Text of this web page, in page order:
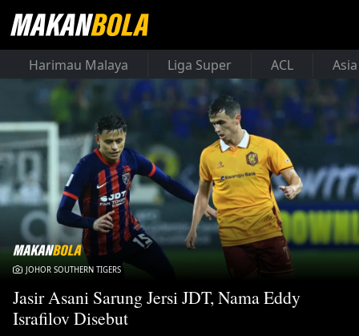
Harimau Malaya Liga Super ACL
JOHOR SOUTHERN TIGERS
Jasir Asani Sarung Jersi JDT, Nama Eddy
Israfilov Disebut